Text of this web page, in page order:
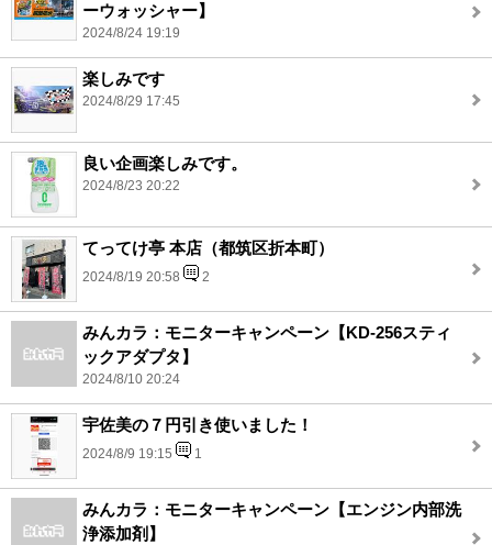
ーウォッシャー】
2024/8/24 19:19
楽しみです
2024/8/29 17:45
良い企画楽しみです。
2024/8/23 20:22
てってけ亭 本店（都筑区折本町）
2024/8/19 20:58 2
みんカラ：モニターキャンペーン【KD-256スティ
ックアダプタ】
2024/8/10 20:24
宇佐美の７円引き使いました！
2024/8/9 19:15 1
みんカラ：モニターキャンペーン【エンジン内部洗
浄添加剤】